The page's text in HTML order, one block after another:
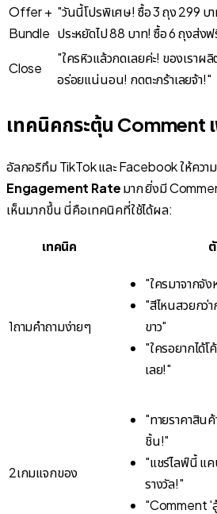
Offer +
Bundle
"วันนี้โปรพิเศษ! ซื้อ 3 ถุง 299 บ
ประหยัดไป 88 บาท! ซื้อ 6 ถุงส่ง
Close
"ใครหิวแล้วกดเลยค่ะ! ของเรา
อร่อยแน่นอน! กดตะกร้าเลยจ้า!"
เทคนิคกระตุ้น Comment
อัลกอริทึม TikTok และ Facebook ให้คว
Engagement Rateมาก ยิ่งมี
เห็นมากขึ้น นี่คือเทคนิคที่ใช้ได้ผล:
เทคนิค
1ถามคำถามง่ายๆ
"ใครมาจากจัง
"สีไหนสวยกว่
ขาว"
"ใครอยากได้
เลย!"
2เกมแจกของ
"ทายราคาสิน
ชิ้น!"
"แชร์ไลฟ์นี้ แ
รางวัล!"
"Comment '